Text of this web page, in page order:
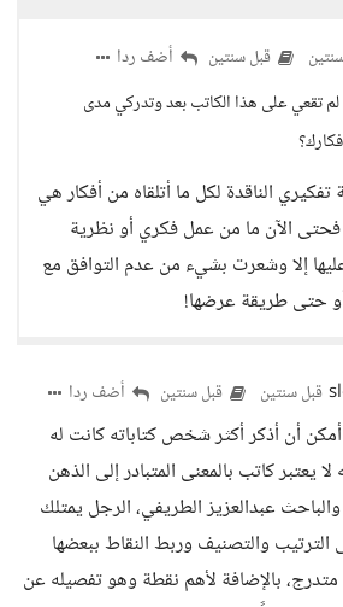
قبل سنتين
أضف ردا
لم تقعي على هذا الكاتب بعد وتدركي مدى
تفكيري الناقدة لكل ما أتلقاه من أفكار هي
الآن ما من عمل فكري أو نظرية
إلا وشعرت بشيء من عدم التوافق مع
حتى طريقة عرضها!
قبل سنتين قبل سنتين أضف ردا
أمكن أن أذكر أكثر شخص كتاباته كانت له
يعتبر كاتب بالمعنى المتبادر إلى الذهن
عبدالعزيز الطريفي، الرجل يمتلك
الترتيب والتصنيف وربط النقاط ببعضها
بالإضافة لأهم نقطة وهو تفصيله عن